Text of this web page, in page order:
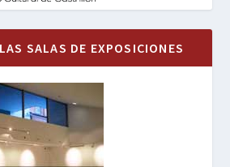
SALAS DE EXPOSICIONES